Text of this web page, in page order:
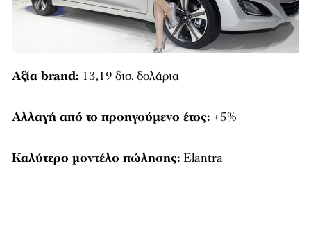
Αξία brand: 13,19 δισ. δολάρια
Αλλαγή από το προηγούμενο έτος: +5%
Καλύτερο μοντέλο πώλησης: Elantra